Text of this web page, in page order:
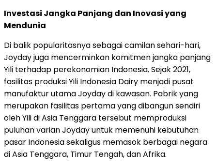
Investasi Jangka Panjang dan Inovasi yang
Mendunia
Di balik popularitasnya sebagai camilan sehari-hari,
Joyday juga mencerminkan komitmen jangka panjang
Yili terhadap perekonomian Indonesia. Sejak 2021,
fasilitas produksi Yili Indonesia Dairy menjadi pusat
manufaktur utama Joyday di kawasan. Pabrik yang
merupakan fasilitas pertama yang dibangun sendiri
oleh Yili di Asia Tenggara tersebut memproduksi
puluhan varian Joyday untuk memenuhi kebutuhan
pasar Indonesia sekaligus memasok berbagai negara
di Asia Tenggara, Timur Tengah, dan Afrika.